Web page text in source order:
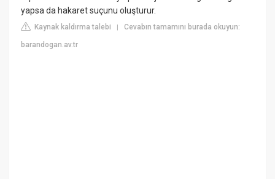
yapsa da hakaret suçunu oluşturur.
Kaynak kaldırma talebi |Cevabın tamamını burada okuyun:
barandogan.av.tr